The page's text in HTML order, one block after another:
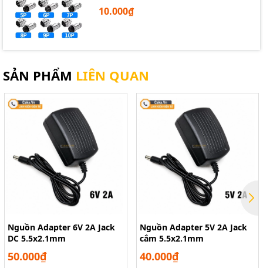
10.000₫
SẢN PHẨM LIÊN QUAN
Nguồn Adapter 6V 2A Jack
DC 5.5x2.1mm
50.000₫
Nguồn Adapter 5V 2A Jack
cắm 5.5x2.1mm
40.000₫